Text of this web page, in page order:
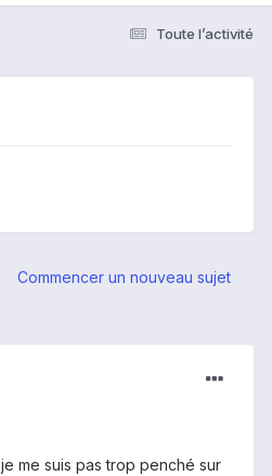
Toute l’activité
Commencer un nouveau sujet
me suis pas trop penché sur